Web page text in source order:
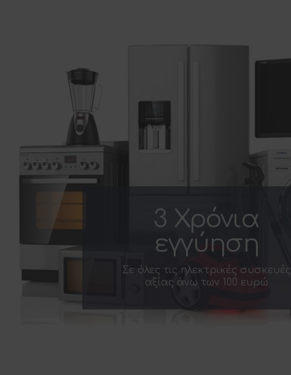
3 Χρόνια
εγγύηση
Σε όλες τις ηλεκτρικές συσκευές
αξίας άνω των 100 ευρώ